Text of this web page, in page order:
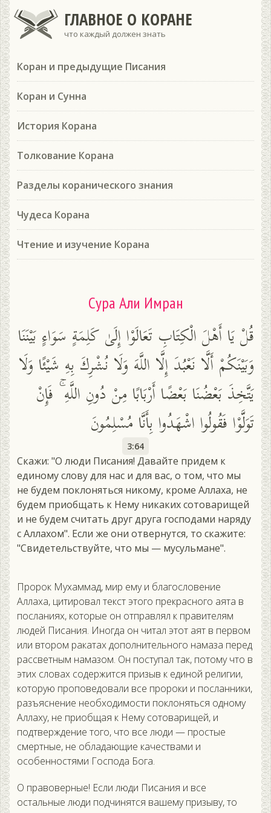
ГЛАВНОЕ О КОРАНЕ
что каждый должен знать
Коран и предыдущие Писания
Коран и Сунна
История Корана
Толкование Корана
Разделы коранического знания
Чудеса Корана
Чтение и изучение Корана
Сура Али Имран
قُلْ يَا أَهْلَ الْكِتَابِ تَعَالَوْا إِلَىٰ كَلِمَةٍ سَوَاءٍ بَيْنَنَا
وَبَيْنَكُمْ أَلَّا نَعْبُدَ إِلَّا اللَّهَ وَلَا نُشْرِكَ بِهِ شَيْئًا وَلَا
يَتَّخِذَ بَعْضُنَا بَعْضًا أَرْبَابًا مِنْ دُونِ اللَّهِ ۚ فَإِنْ
تَوَلَّوْا فَقُولُوا اشْهَدُوا بِأَنَّا مُسْلِمُونَ
3:64
Скажи: "О люди Писания! Давайте придем к
единому слову для нас и для вас, о том, что мы
не будем поклоняться никому, кроме Аллаха, не
будем приобщать к Нему никаких сотоварищей
и не будем считать друг друга господами наряду
с Аллахом". Если же они отвернутся, то скажите:
"Свидетельствуйте, что мы — мусульмане".
Пророк Мухаммад, мир ему и благословение
Аллаха, цитировал текст этого прекрасного аята в
посланиях, которые он отправлял к правителям
людей Писания. Иногда он читал этот аят в первом
или втором ракатах дополнительного намаза перед
рассветным намазом. Он поступал так, потому что в
этих словах содержится призыв к единой религии,
которую проповедовали все пророки и посланники,
разъяснение необходимости поклоняться одному
Аллаху, не приобщая к Нему сотоварищей, и
подтверждение того, что все люди — простые
смертные, не обладающие качествами и
особенностями Господа Бога.
О правоверные! Если люди Писания и все
остальные люди подчинятся вашему призыву, то